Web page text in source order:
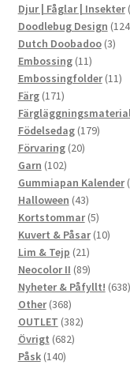
Djur | Fåglar | Insekter
Doodlebug Design 124
Dutch Doobadoo 33
Embossing 1111
produkter
Embossingfolder 1111
Färg 171171
produkter
Födelsedag 179179
Förvaring 2020
Garn 102102
produkter
Gummiapan Kalender
Halloween 4343
produkter
Kortstommar 55
Kuvert & Påsar 1010
Lim & Tejp 2121
produkter
Neocolor II 8989
produkter
Nyheter & Påfyllt! 638
Other 368368
produkter
OUTLET 382382
Övrigt 682682
Påsk 140140